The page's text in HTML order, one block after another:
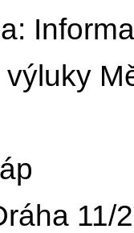
11/